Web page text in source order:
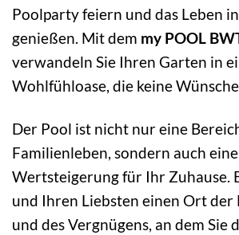
Poolparty feiern und das Leben
genießen. Mit dem my POOL
verwandeln Sie Ihren Garten in
Wohlfühloase, die keine
Der Pool ist nicht nur eine
Familienleben, sondern auch eine
Wertsteigerung für Ihr Zuhause.
und Ihren Liebsten einen Ort der
und des Vergnügens, an dem Sie